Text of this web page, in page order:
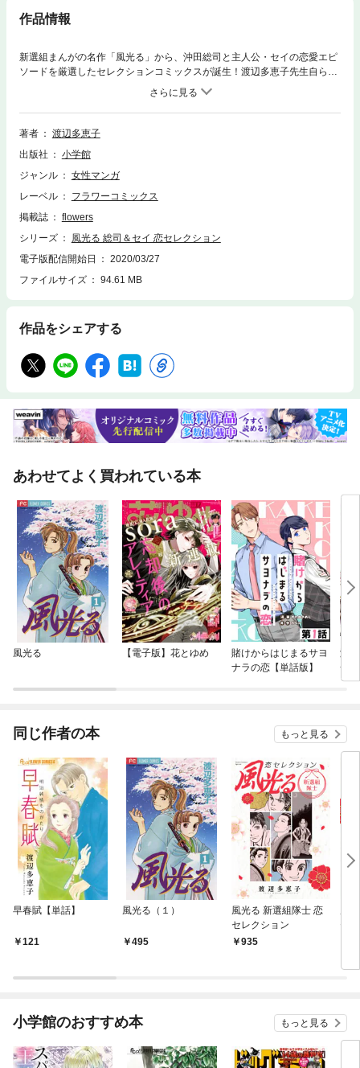
作品情報
新選組まんがの名作「風光る」から、沖田総司と主人公・セイの恋愛エピ
ソードを厳選したセレクションコミックスが誕生！渡辺多恵子先生自らが
厳選したエピソードの数々をお見逃しなく。
著者
渡辺多恵子
出版社
小学館
ジャンル
女性マンガ
レーベル
フラワーコミックス
掲載誌
flowers
シリーズ
風光る 総司＆セイ 恋セレクション
電子版配信開始日
2020/03/27
ファイルサイズ
94.61 MB
作品をシェアする
あわせてよく買われている本
風光る 【電子版】花とゆめ
賭けからはじまるサヨ
ナラの恋【単話版】
濡
一
同じ作者の本 もっと見る
早春賦【単話】
121
風光る（１）
495
風光る 新選組隊士 恋
セレクション
935
セ
小学館のおすすめ本 もっと見る